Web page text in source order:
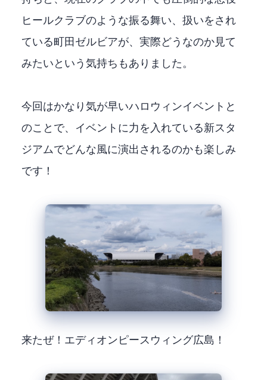
ヒールクラブのような振る舞い、扱いをされ
ているFC町田ゼルビアが、実際どうなのか見て
みたいという気持ちもありました。
今回はかなり気が早いハロウィンイベントと
のことで、イベントに力を入れている新スタ
ジアムでどんな風に演出されるのかも楽しみ
です！
来たぜ！エディオンピースウィング広島！